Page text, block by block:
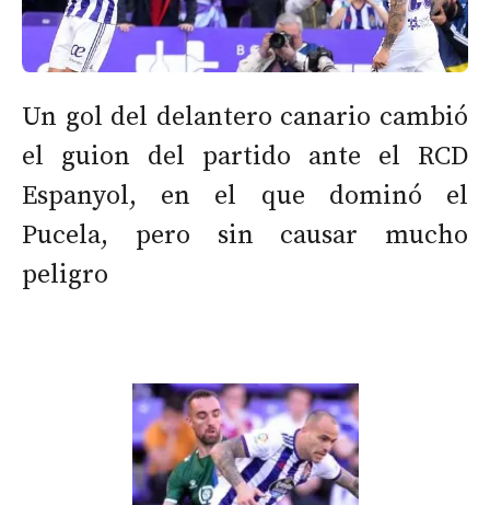
Un gol del delantero canario cambió
el guion del partido ante el RCD
Espanyol, en el que dominó el
Pucela, pero sin causar mucho
peligro